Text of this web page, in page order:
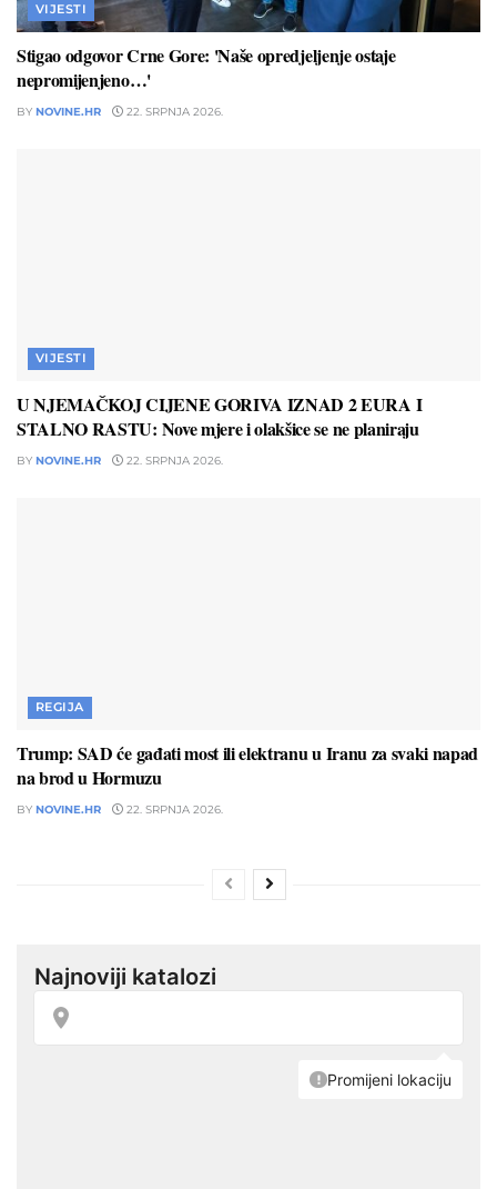
VIJESTI
Stigao odgovor Crne Gore: 'Naše opredjeljenje ostaje
nepromijenjeno…'
BY NOVINE.HR 22. SRPNJA 2026.
VIJESTI
U NJEMAČKOJ CIJENE GORIVA IZNAD 2 EURA I
STALNO RASTU: Nove mjere i olakšice se ne planiraju
BY NOVINE.HR 22. SRPNJA 2026.
REGIJA
Trump: SAD će gađati most ili elektranu u Iranu za svaki napad
na brod u Hormuzu
BY NOVINE.HR 22. SRPNJA 2026.